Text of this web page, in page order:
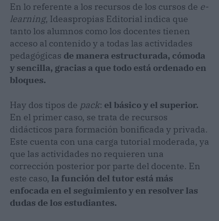
En lo referente a los recursos de los cursos de e-
learning, Ideaspropias Editorial indica que
tanto los alumnos como los docentes tienen
acceso al contenido y a todas las actividades
pedagógicas de manera estructurada, cómoda
y sencilla, gracias a que todo está ordenado en
bloques.
Hay dos tipos de pack: el básico y el superior.
En el primer caso, se trata de recursos
didácticos para formación bonificada y privada.
Este cuenta con una carga tutorial moderada, ya
que las actividades no requieren una
corrección posterior por parte del docente. En
este caso, la función del tutor está más
enfocada en el seguimiento y en resolver las
dudas de los estudiantes.